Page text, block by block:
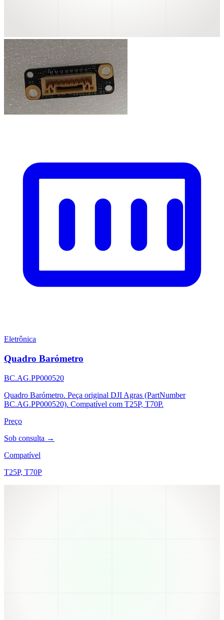
Eletrônica
Quadro Barómetro
BC.AG.PP000520
Quadro Barómetro. Peça original DJI Agras (PartNumber
BC.AG.PP000520). Compatível com T25P, T70P.
Preço
Sob consulta →
Compatível
T25P, T70P